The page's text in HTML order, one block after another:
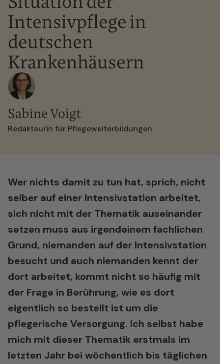
Intensivpflege in
deutschen
Krankenhäusern
Sabine Voigt
Redakteurin für Pflegeweiterbildungen
Wer nichts damit zu tun hat, sprich, nicht
selber auf einer Intensivstation arbeitet,
sich nicht mit der Thematik auseinander
setzen muss aus irgendeinem fachlichen
Grund, niemanden auf der Intensivstation
besucht und auch niemanden kennt der
dort arbeitet, kommt nicht so häufig mit
der Frage in Berührung, wie es dort
eigentlich so bestellt ist um die
pflegerische Versorgung. Ich selbst habe
mich mit dieser Thematik erstmals im
letzten Jahr bei wöchentlich bis täglichen